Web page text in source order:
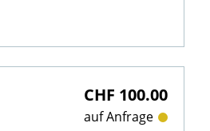
CHF 100.00
auf Anfrage